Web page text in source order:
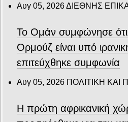
Αυγ 05, 2026ΔΙΕΘΝΗΣ
Το Ομάν συμφώνησε ότι
Ορμούζ είναι υπό
επιτεύχθηκε συμφωνία
Αυγ 05, 2026 ΠΟΛΙΤΙΚΗ ΚΑΙ
Η πρώτη αφρικανική